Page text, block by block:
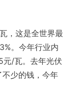
，这是全世界最
。今年行业内
元/瓦。去年光伏
少的钱，今年